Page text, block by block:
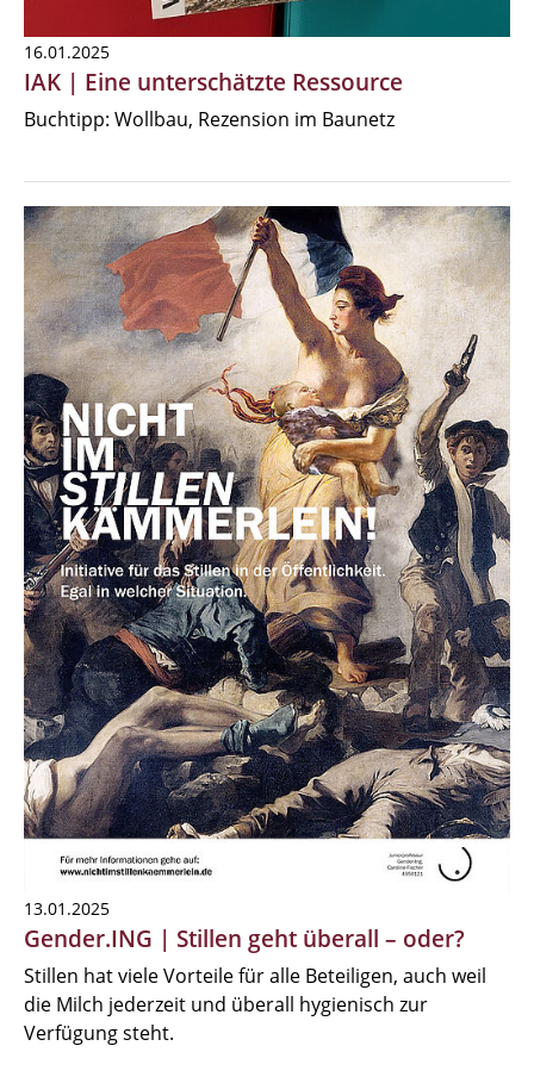
16.01.2025
IAK | Eine unterschätzte Ressource
Buchtipp: Wollbau, Rezension im Baunetz
13.01.2025
Gender.ING | Stillen geht überall – oder?
Stillen hat viele Vorteile für alle Beteiligen, auch weil
die Milch jederzeit und überall hygienisch zur
Verfügung steht.